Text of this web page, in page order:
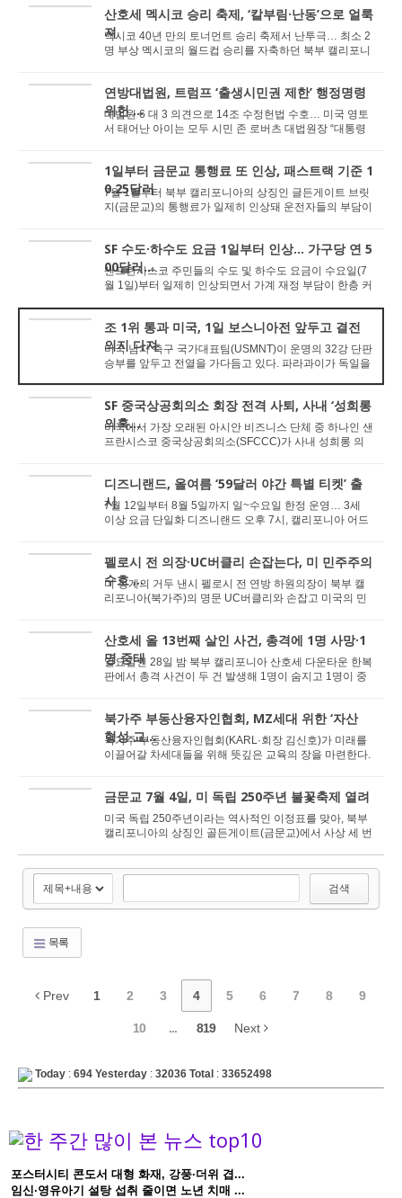
산호세 멕시코 승리 축제, ‘칼부림·난동’으로 얼룩
져
멕시코 40년 만의 토너먼트 승리 축제서 난투극… 최소 2
명 부상 멕시코의 월드컵 승리를 자축하던 북부 캘리포니
연방대법원, 트럼프 ‘출생시민권 제한’ 행정명령
위헌 ...
대법원 6 대 3 의견으로 14조 수정헌법 수호… 미국 영토
서 태어난 아이는 모두 시민 존 로버츠 대법원장 “대통령
1일부터 금문교 통행료 또 인상, 패스트랙 기준 1
0.25달러
7월 1일부터 북부 캘리포니아의 상징인 글든게이트 브릿
지(금문교)의 통행료가 일제히 인상돼 운전자들의 부담이
SF 수도·하수도 요금 1일부터 인상… 가구당 연 5
00달러...
샌프란시스코 주민들의 수도 및 하수도 요금이 수요일(7
월 1일)부터 일제히 인상되면서 가계 재정 부담이 한층 커
조 1위 통과 미국, 1일 보스니아전 앞두고 결전
의지 다져
미국 남자 축구 국가대표팀(USMNT)이 운명의 32강 단판
승부를 앞두고 전열을 가다듬고 있다. 파라과이가 독일을
SF 중국상공회의소 회장 전격 사퇴, 사내 ‘성희롱
의혹...
미국에서 가장 오래된 아시안 비즈니스 단체 중 하나인 샌
프란시스코 중국상공회의소(SFCCC)가 사내 성희롱 의
디즈니랜드, 올여름 ‘59달러 야간 특별 티켓’ 출
시
7월 12일부터 8월 5일까지 일~수요일 한정 운영… 3세
이상 요금 단일화 디즈니랜드 오후 7시, 캘리포니아 어드
펠로시 전 의장·UC버클리 손잡는다, 미 민주주의
수호 ...
미 정계의 거두 낸시 펠로시 전 연방 하원의장이 북부 캘
리포니아(북가주)의 명문 UC버클리와 손잡고 미국의 민
산호세 올 13번째 살인 사건, 총격에 1명 사망·1
명 중태
일요일인 28일 밤 북부 캘리포니아 산호세 다운타운 한복
판에서 총격 사건이 두 건 발생해 1명이 숨지고 1명이 중
북가주 부동산융자인협회, MZ세대 위한 ‘자산
형성 교...
북가주 부동산융자인협회(KARL·회장 김신호)가 미래를
이끌어갈 차세대들을 위해 뜻깊은 교육의 장을 마련한다.
금문교 7월 4일, 미 독립 250주년 불꽃축제 열려
미국 독립 250주년이라는 역사적인 이정표를 맞아, 북부
캘리포니아의 상징인 골든게이트(금문교)에서 사상 세 번
검색
목록
Prev 1 2 3 4 5 6 7 8 9
10 ... 819 Next
Today : 694 Yesterday : 32036 Total : 33652498
포스터시티 콘도서 대형 화재, 강풍·더위 겹...
임신·영유아기 설탕 섭취 줄이면 노년 치매 ...